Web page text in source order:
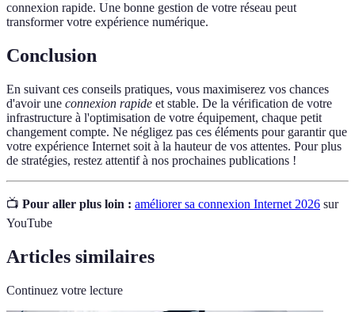
connexion rapide. Une bonne gestion de votre réseau peut
transformer votre expérience numérique.
Conclusion
En suivant ces conseils pratiques, vous maximiserez vos chances
d'avoir une connexion rapide et stable. De la vérification de votre
infrastructure à l'optimisation de votre équipement, chaque petit
changement compte. Ne négligez pas ces éléments pour garantir que
votre expérience Internet soit à la hauteur de vos attentes. Pour plus
de stratégies, restez attentif à nos prochaines publications !
📺 Pour aller plus loin : améliorer sa connexion Internet 2026 sur
YouTube
Articles similaires
Continuez votre lecture